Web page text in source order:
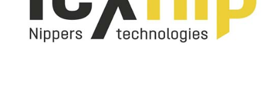
отличаются следующими преимуществами:
• Нержавеющая сталь высокой прочности: Обеспечивает